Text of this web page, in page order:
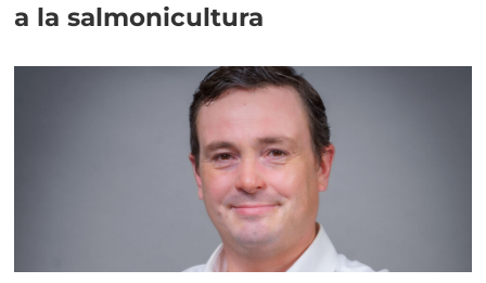
a la salmonicultura